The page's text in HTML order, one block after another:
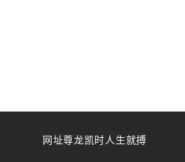
网址尊龙凯时人生就搏